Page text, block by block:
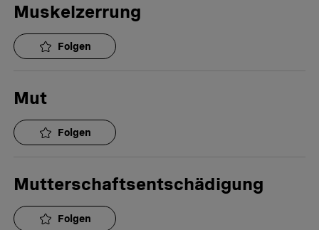
Muskelzerrung
Folgen
Mut
Folgen
Mutterschaftsentschädigung
Folgen